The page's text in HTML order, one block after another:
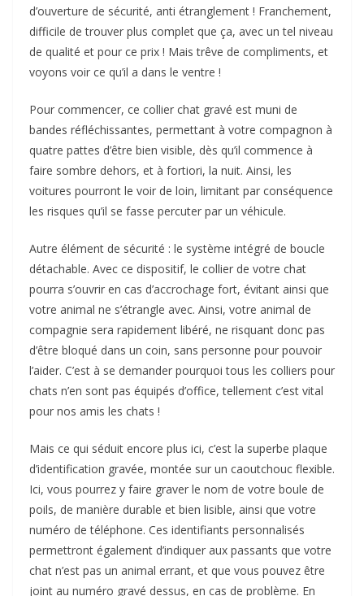
d’ouverture de sécurité, anti étranglement ! Franchement,
difficile de trouver plus complet que ça, avec un tel niveau
de qualité et pour ce prix ! Mais trêve de compliments, et
voyons voir ce qu’il a dans le ventre !
Pour commencer, ce collier chat gravé est muni de
bandes réfléchissantes, permettant à votre compagnon à
quatre pattes d’être bien visible, dès qu’il commence à
faire sombre dehors, et à fortiori, la nuit. Ainsi, les
voitures pourront le voir de loin, limitant par conséquence
les risques qu’il se fasse percuter par un véhicule.
Autre élément de sécurité : le système intégré de boucle
détachable. Avec ce dispositif, le collier de votre chat
pourra s’ouvrir en cas d’accrochage fort, évitant ainsi que
votre animal ne s’étrangle avec. Ainsi, votre animal de
compagnie sera rapidement libéré, ne risquant donc pas
d’être bloqué dans un coin, sans personne pour pouvoir
l’aider. C’est à se demander pourquoi tous les colliers pour
chats n’en sont pas équipés d’office, tellement c’est vital
pour nos amis les chats !
Mais ce qui séduit encore plus ici, c’est la superbe plaque
d’identification gravée, montée sur un caoutchouc flexible.
Ici, vous pourrez y faire graver le nom de votre boule de
poils, de manière durable et bien lisible, ainsi que votre
numéro de téléphone. Ces identifiants personnalisés
permettront également d’indiquer aux passants que votre
chat n’est pas un animal errant, et que vous pouvez être
joint au numéro gravé dessus, en cas de problème. En